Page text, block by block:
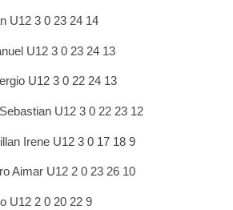
U12 3 0 23 24 14
U12 3 0 23 24 13
U12 3 0 22 24 13
U12 3 0 22 23 12
Irene U12 3 0 17 18 9
Aimar U12 2 0 23 26 10
U12 2 0 20 22 9